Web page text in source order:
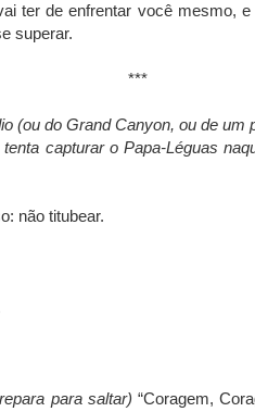
ter de enfrentar você mesmo,
superar.
***
(ou do Grand Canyon, ou de
capturar o Papa-Léguas
não titubear.
para saltar) “Coragem,